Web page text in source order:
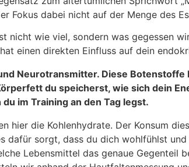
Fokus dabei nicht auf der Menge des
nicht wie viel, sondern was gegessen
einen direkten Einfluss auf dein
Neurotransmitter. Diese
du speicherst, wie sich dein
im Training an den Tag legst.
hier die Kohlenhydrate. Der Konsum
dafür sorgt, dass du dich wohlfühlst
Lebensmittel das genaue